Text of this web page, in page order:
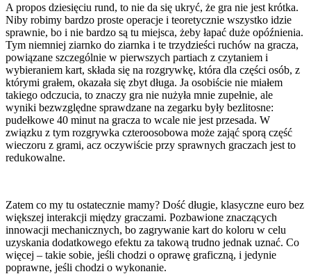
A propos dziesięciu rund, to nie da się ukryć, że gra nie jest krótka.
Niby robimy bardzo proste operacje i teoretycznie wszystko idzie
sprawnie, bo i nie bardzo są tu miejsca, żeby łapać duże opóźnienia.
Tym niemniej ziarnko do ziarnka i te trzydzieści ruchów na gracza,
powiązane szczególnie w pierwszych partiach z czytaniem i
wybieraniem kart, składa się na rozgrywkę, która dla części osób, z
którymi grałem, okazała się zbyt długa. Ja osobiście nie miałem
takiego odczucia, to znaczy gra nie nużyła mnie zupełnie, ale
wyniki bezwzględne sprawdzane na zegarku były bezlitosne:
pudełkowe 40 minut na gracza to wcale nie jest przesada. W
związku z tym rozgrywka czteroosobowa może zająć sporą część
wieczoru z grami, acz oczywiście przy sprawnych graczach jest to
redukowalne.
Zatem co my tu ostatecznie mamy? Dość długie, klasyczne euro bez
większej interakcji między graczami. Pozbawione znaczących
innowacji mechanicznych, bo zagrywanie kart do koloru w celu
uzyskania dodatkowego efektu za takową trudno jednak uznać. Co
więcej – takie sobie, jeśli chodzi o oprawę graficzną, i jedynie
poprawne, jeśli chodzi o wykonanie.